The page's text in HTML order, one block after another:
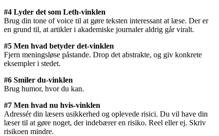
#4 Lyder det som Leth-vinklen
Brug din tone of voice til at gøre teksten interessant at læse. Der er
en grund til, at artikler i akademiske journaler aldrig går viralt.
#5 Men hvad betyder det-vinklen
Fjern meningsløse påstande. Drop det abstrakte, og giv konkrete
eksempler i stedet.
#6 Smiler du-vinklen
Brug humor, hvor du kan.
#7 Men hvad nu hvis-vinklen
Adressér din læsers usikkerhed og oplevede risici. Du vil have din
læser til at gøre noget, der indebærer en risiko. Reel eller ej. Skriv
risikoen mindre.